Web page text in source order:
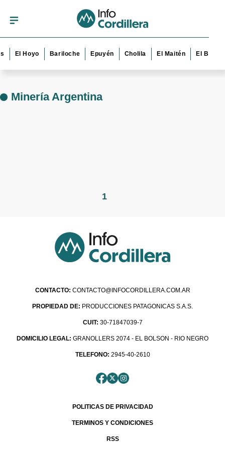
El Hoyo Bariloche Epuyén Cholila El Maitén El Bolsón
Minería Argentina
1
CONTACTO: CONTACTO@INFOCORDILLERA.COM.AR
PROPIEDAD DE: PRODUCCIONES PATAGONICAS S.A.S.
CUIT: 30-71847039-7
DOMICILIO LEGAL: GRANOLLERS 2074 - EL BOLSON - RIO NEGRO
TELEFONO: 2945-40-2610
POLITICAS DE PRIVACIDAD
TERMINOS Y CONDICIONES
RSS